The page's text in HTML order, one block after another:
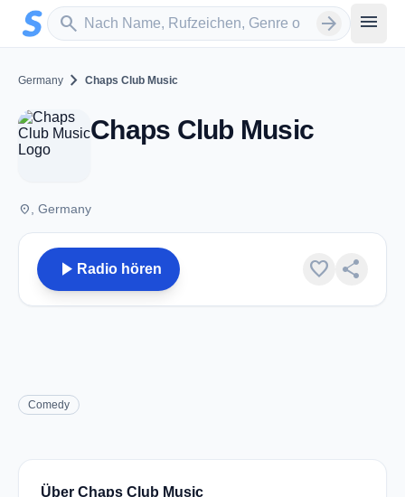
Zum Hauptinhalt springen
search
Sender suchen arrow_forward menu
Germany chevron_right Chaps Club Music
Chaps Club Music
place , Germany
play_arrow Radio hören favorite share
Comedy
Über Chaps Club Music